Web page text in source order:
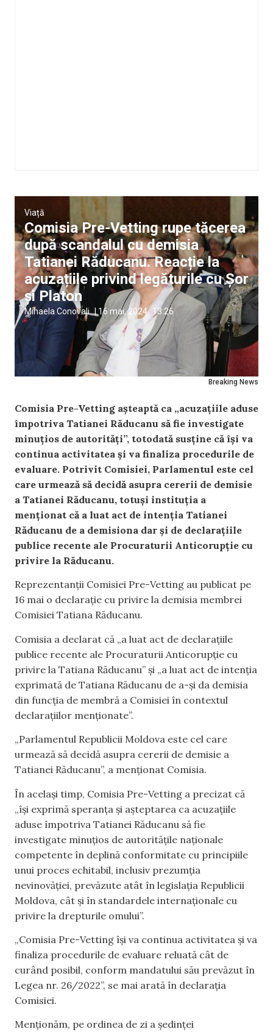
Breaking News
Viață
Comisia Pre-Vetting rupe tăcerea
după scandalul cu demisia
Tatianei Răducanu. Reacție la
acuzațiile privind legăturile cu Șor
și Platon
Mihaela Conovali | 16 mai, 2024 13:26
Comisia Pre-Vetting așteaptă ca „acuzațiile aduse
împotriva Tatianei Răducanu să fie investigate
minuțios de autorități”, totodată susține că își va
continua activitatea și va finaliza procedurile de
evaluare. Potrivit Comisiei, Parlamentul este cel
care urmează să decidă asupra cererii de demisie
a Tatianei Răducanu, totuși instituția a
menționat că a luat act de intenția Tatianei
Răducanu de a demisiona dar și de declarațiile
publice recente ale Procuraturii Anticorupție cu
privire la Răducanu.
Reprezentanții Comisiei Pre-Vetting au publicat pe
16 mai o declarație cu privire la demisia membrei
Comisiei Tatiana Răducanu.
Comisia a declarat că „a luat act de declarațiile
publice recente ale Procuraturii Anticorupție cu
privire la Tatiana Răducanu” și „a luat act de intenția
exprimată de Tatiana Răducanu de a-și da demisia
din funcția de membră a Comisiei în contextul
declarațiilor menționate”.
„Parlamentul Republicii Moldova este cel care
urmează să decidă asupra cererii de demisie a
Tatianei Răducanu”, a menționat Comisia.
În același timp, Comisia Pre-Vetting a precizat că
„își exprimă speranța și așteptarea ca acuzațiile
aduse împotriva Tatianei Răducanu să fie
investigate minuțios de autoritățile naționale
competente în deplină conformitate cu principiile
unui proces echitabil, inclusiv prezumția
nevinovăției, prevăzute atât în legislația Republicii
Moldova, cât și în standardele internaționale cu
privire la drepturile omului”.
„Comisia Pre-Vetting își va continua activitatea și va
finaliza procedurile de evaluare reluată cât de
curând posibil, conform mandatului său prevăzut în
Legea nr. 26/2022”, se mai arată în declarația
Comisiei.
Menționăm, pe ordinea de zi a ședinței